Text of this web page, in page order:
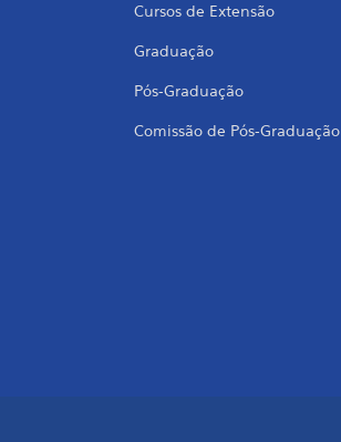
Cursos de Extensão
Graduação
Pós-Graduação
Comissão de Pós-Graduação